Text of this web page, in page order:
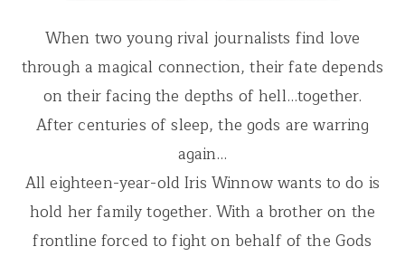
When two young rival journalists find love
through a magical connection, their fate depends
on their facing the depths of hell…together.
After centuries of sleep, the gods are warring
again…
All eighteen-year-old Iris Winnow wants to do is
hold her family together. With a brother on the
frontline forced to fight on behalf of the Gods